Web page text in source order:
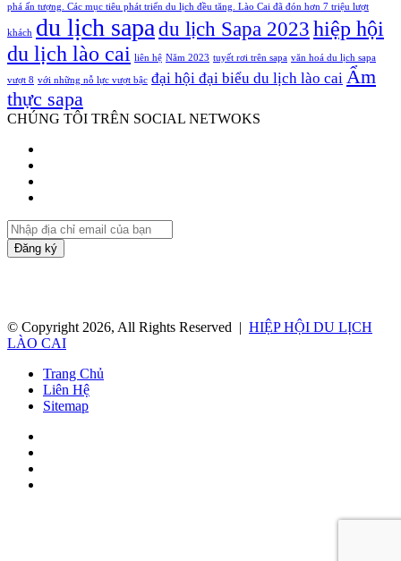
phá ấn tượng. Các mục tiêu phát triển du lịch đều tăng. Lào Cai đã đón hơn 7 triệu lượt
khách du lịch sapa du lịch Sapa 2023 hiệp hội
du lịch lào cai liên hệ Năm 2023 tuyết rơi trên sapa văn hoá du lịch sapa
vượt 8 với những nỗ lực vượt bậc đại hội đại biểu du lịch lào cai Ẩm
thực sapa
CHÚNG TÔI TRÊN SOCIAL NETWOKS
Nhập
địa
chỉ
© Copyright 2026, All Rights Reserved | HIỆP HỘI DU LỊCH
LÀO CAI
Trang Chủ
Liên Hệ
Sitemap